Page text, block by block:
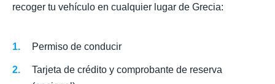
recoger tu vehículo en cualquier lugar de Grecia:
Permiso de conducir
Tarjeta de crédito y comprobante de reserva